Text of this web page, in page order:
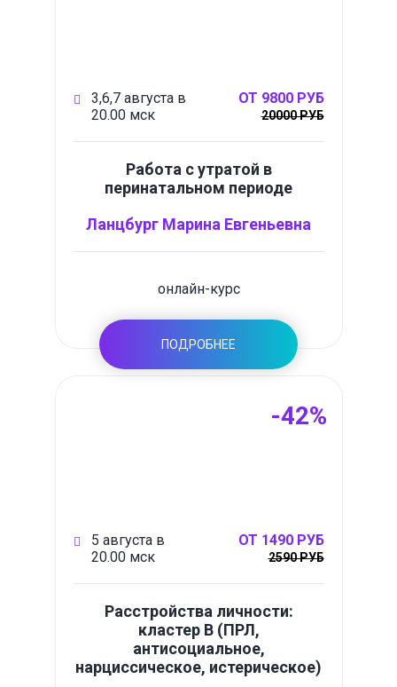
3,6,7 августа в
20.00 мск
ОТ 9800 РУБ
20000 РУБ
Работа с утратой в
перинатальном периоде
Ланцбург Марина Евгеньевна
онлайн-курс
ПОДРОБНЕЕ
5 августа в
20.00 мск
ОТ 1490 РУБ
2590 РУБ
-42%
Расстройства личности:
кластер B (ПРЛ,
антисоциальное,
нарциссическое, истерическое)